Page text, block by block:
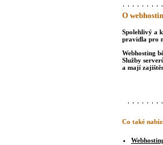
O
Spolehlivý a
pravidla pro
Webhosting
Služby
a mají
Co také